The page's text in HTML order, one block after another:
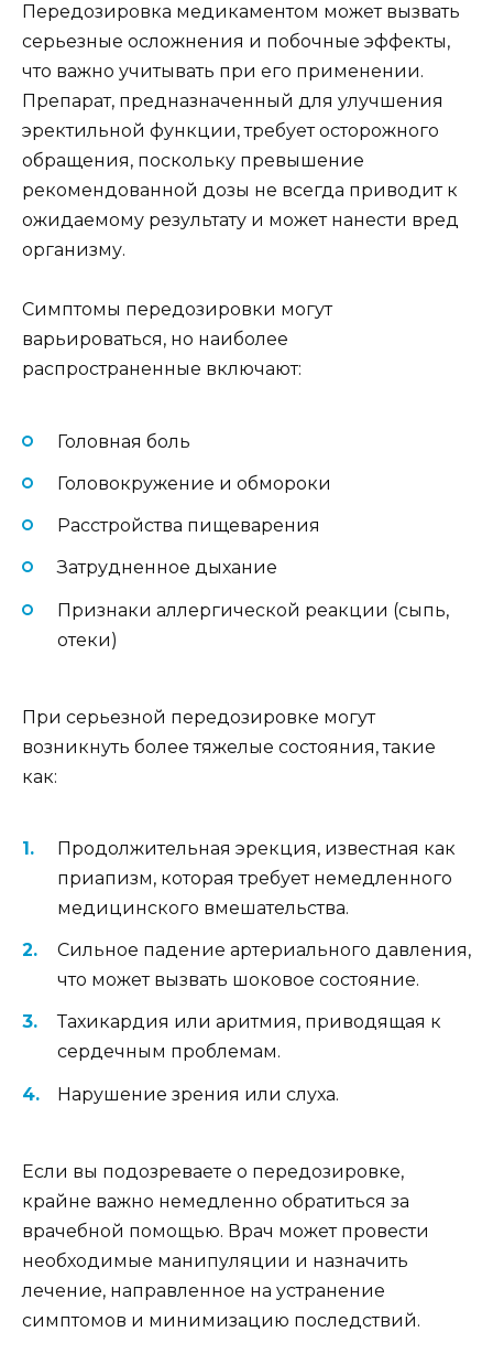
Передозировка медикаментом может вызвать
серьезные осложнения и побочные эффекты,
что важно учитывать при его применении.
Препарат, предназначенный для улучшения
эректильной функции, требует осторожного
обращения, поскольку превышение
рекомендованной дозы не всегда приводит к
ожидаемому результату и может нанести вред
организму.
Симптомы передозировки могут
варьироваться, но наиболее
распространенные включают:
Головная боль
Головокружение и обмороки
Расстройства пищеварения
Затрудненное дыхание
Признаки аллергической реакции (сыпь,
отеки)
При серьезной передозировке могут
возникнуть более тяжелые состояния, такие
как:
Продолжительная эрекция, известная как
приапизм, которая требует немедленного
медицинского вмешательства.
Сильное падение артериального давления,
что может вызвать шоковое состояние.
Тахикардия или аритмия, приводящая к
сердечным проблемам.
Нарушение зрения или слуха.
Если вы подозреваете о передозировке,
крайне важно немедленно обратиться за
врачебной помощью. Врач может провести
необходимые манипуляции и назначить
лечение, направленное на устранение
симптомов и минимизацию последствий.